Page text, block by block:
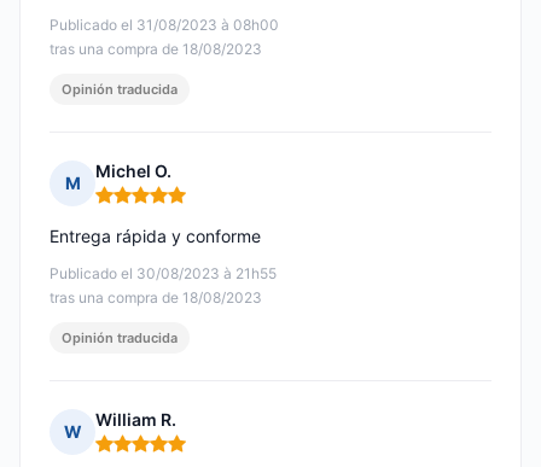
Publicado el 31/08/2023 à 08h00
tras una compra de 18/08/2023
Opinión traducida
M
Michel O.
Nota: 5 de 5
Publicado el 30/08/2023 à 21h55
tras una compra de 18/08/2023
Entrega rápida y conforme
Opinión traducida
W
William R.
Nota: 5 de 5